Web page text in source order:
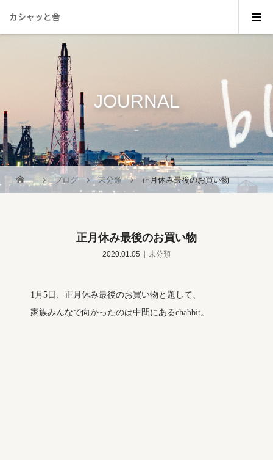
カシャッと舎
JOURNAL
_
ブログ 未分類 正月休み最後のお買い物
正月休み最後のお買い物
2020.01.05 未分類
1月5日、正月休み最後のお買い物と題して、
家族みんなで向かったのは中間にあるchabbit。